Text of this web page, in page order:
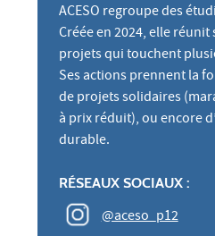
ACESO regroupe des
Créée en 2024, elle
projets qui touchent
Ses actions prennent la
de projets solidaires
à prix réduit), ou encore
durable.
RÉSEAUX SOCIAUX :
@aceso_p12